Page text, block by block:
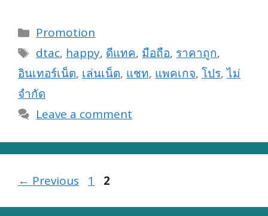
Categories
Promotion
Tags
dtac, happy, ดีแทค, มือถือ, ราคาถูก,
อินเทอร์เน็ต, เล่นเน็ต, แชท, แพคเกจ, โปร,ไม่
จำกัด
Leave a comment
← Previous Page
1 Page
2